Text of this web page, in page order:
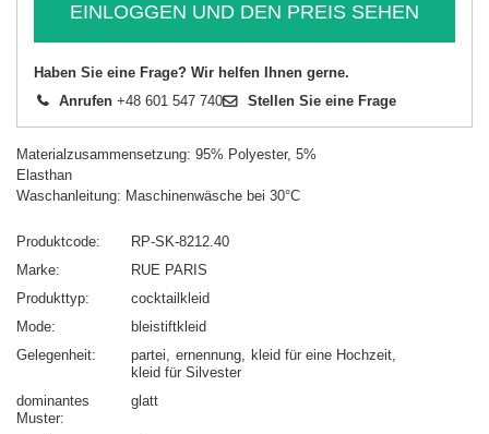
EINLOGGEN UND DEN PREIS SEHEN
Haben Sie eine Frage? Wir helfen Ihnen gerne.
Anrufen +48 601 547 740 Stellen Sie eine Frage
Materialzusammensetzung: 95% Polyester, 5%
Elasthan
Waschanleitung: Maschinenwäsche bei 30°C
Produktcode
RP-SK-8212.40
Marke
RUE PARIS
Produkttyp
cocktailkleid
Mode
bleistiftkleid
Gelegenheit
partei ernennung
kleid für eine Hochzeit
kleid für Silvester
dominantes
Muster
glatt